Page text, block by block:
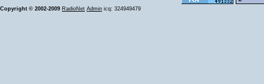
Copyright © 2002-2009 RadioNet Admin icq: 324949479